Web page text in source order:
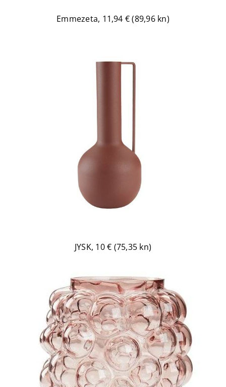
Emmezeta, 11,94 € (89,96 kn)
JYSK, 10 € (75,35 kn)